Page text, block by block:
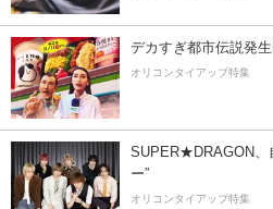
デカすぎ都市伝説発
オリコンタイアップ特集
SUPER★DRAGON、
ー”
オリコンタイアップ特集